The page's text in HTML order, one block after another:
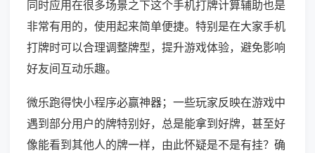
同时应用在很多场景之下这个手机打牌计算辅助也是
非常有用的，使用起来简单便捷。特别是在大家手机
打牌时可以合理调整牌型，提升游戏体验，避免影响
好友间互动乐趣。
微乐跑得快小程序必赢神器；一些玩家反映在游戏中
遇到部分用户的牌特别好，总是能拿到好牌，甚至好
像能看到其他人的牌一样，由此怀疑是不是有挂？确